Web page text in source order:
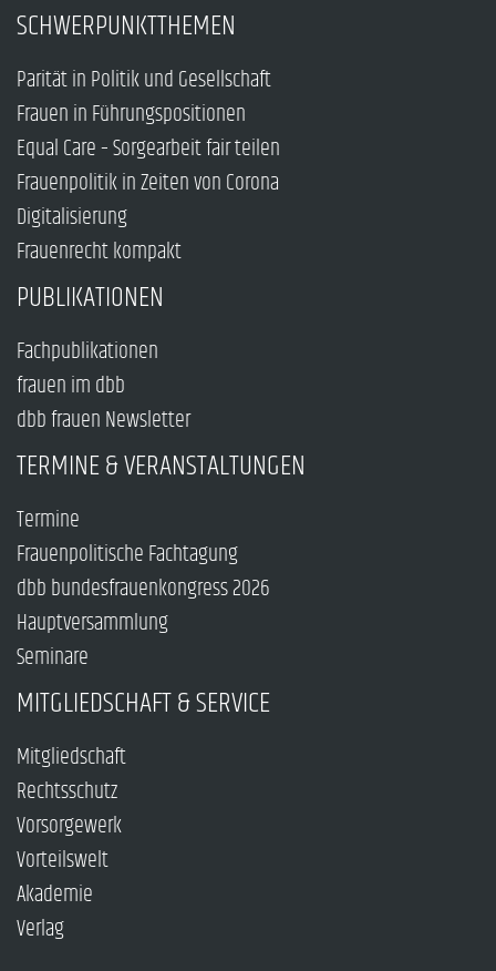
SCHWERPUNKTTHEMEN
Parität in Politik und Gesellschaft
Frauen in Führungspositionen
Equal Care – Sorgearbeit fair teilen
Frauenpolitik in Zeiten von Corona
Digitalisierung
Frauenrecht kompakt
PUBLIKATIONEN
Fachpublikationen
frauen im dbb
dbb frauen Newsletter
TERMINE & VERANSTALTUNGEN
Termine
Frauenpolitische Fachtagung
dbb bundesfrauenkongress 2026
Hauptversammlung
Seminare
MITGLIEDSCHAFT & SERVICE
Mitgliedschaft
Rechtsschutz
Vorsorgewerk
Vorteilswelt
Akademie
Verlag